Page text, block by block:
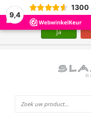
9,4
1300
Wij slaan cookies op om
Ja